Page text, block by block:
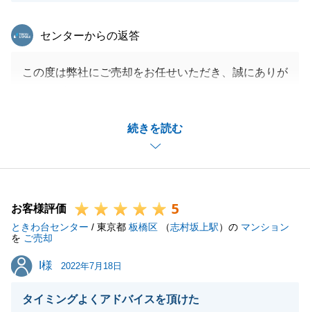
続きを読む
東急リバブル
センターからの返答
この度は弊社にご売却をお任せいただき、誠にありが
力をいただき誠にありがとうございました。
無事にご成約となり、私も嬉しく思います。
今後も不動産についてお気軽にご相談くださいませ。
閉じる
お客様評価 5
ときわ台センター / 東京都 板橋区 （志村坂上駅）の マンション
を ご売却
I様
I様 2022年7月18日
タイミングよくアドバイスを頂けた